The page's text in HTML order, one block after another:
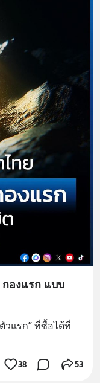
องแรก แบบ
วแรก” ที่ซื้อได้ที่
38 53